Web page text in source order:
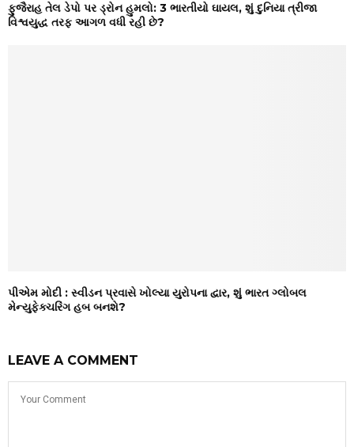
ફુજૈરાહ તેલ ડેપો પર ડ્રોન હુમલો: 3 ભારતીયો ઘાયલ, શું દુનિયા ત્રીજા
વિશ્વયુદ્ધ તરફ આગળ વધી રહી છે?
પીએમ મોદી : સ્વીડન પ્રવાસે ખોલ્યા યુરોપના દ્વાર, શું ભારત ગ્લોબલ
મેન્યુફેક્ચરિંગ હબ બનશે?
LEAVE A COMMENT